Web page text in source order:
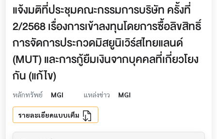
แจ้งมติที่ประชุมคณะกรรมการบริษัท ครั้งที่
2/2568 เรื่องการเข้าลงทุนโดยการซื้อลิขสิทธิ์
การจัดการประกวดมิสยูนิเวิร์สไทยแลนด์
(MUT) และการกู้ยืมเงินจากบุคคลที่เกี่ยวโยง
กัน (แก้ไข)
หลักทรัพย์ MGI แหล่งข่าว MGI
รายละเอียดแบบเต็ม